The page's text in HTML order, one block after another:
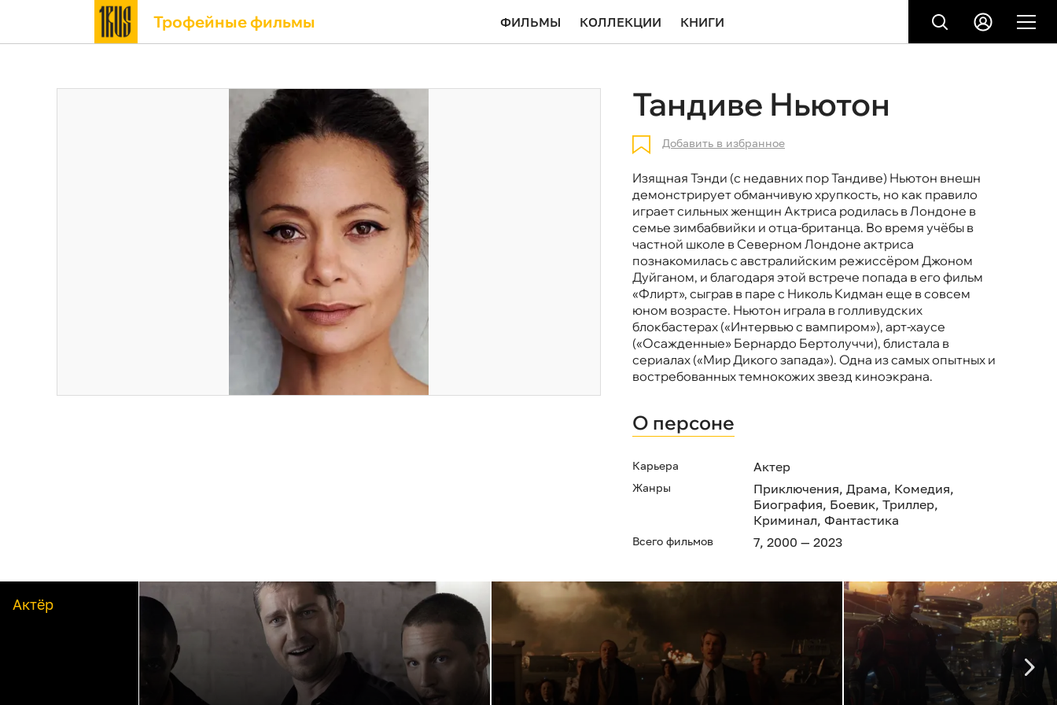
Трофейные фильмы ФИЛЬМЫ КОЛЛЕКЦИИ КНИГИ
Тандиве Ньютон
Добавить в избранное
Изящная Тэнди (с недавних пор Тандиве) Ньютон внешн
демонстрирует обманчивую хрупкость, но как правило
играет сильных женщин Актриса родилась в Лондоне в
семье зимбабвийки и отца-британца. Во время учёбы в
частной школе в Северном Лондоне актриса
познакомилась с австралийским режиссёром Джоном
Дуйганом, и благодаря этой встрече попада в его фильм
«Флирт», сыграв в паре с Николь Кидман еще в совсем
юном возрасте. Ньютон играла в голливудских
блокбастерах («Интервью с вампиром»), арт-хаусе
(«Осажденные» Бернардо Бертолуччи), блистала в
сериалах («Мир Дикого запада»). Одна из самых опытных и
востребованных темнокожих звезд киноэкрана.
О персоне
Карьера Актер
Жанры Приключения, Драма, Комедия,
Биография, Боевик, Триллер,
Криминал, Фантастика
Всего фильмов 7, 2000 — 2023
Актёр